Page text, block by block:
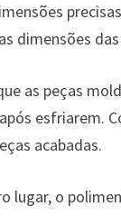
dimensões
as peças
esfriarem.
acabadas.
lugar, o